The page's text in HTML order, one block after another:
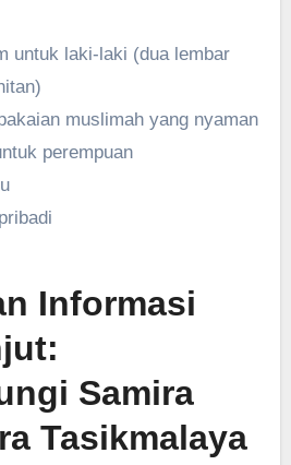
untuk laki-laki (dua lembar
muslimah yang nyaman
perempuan
Informasi
Samira
Tasikmalaya